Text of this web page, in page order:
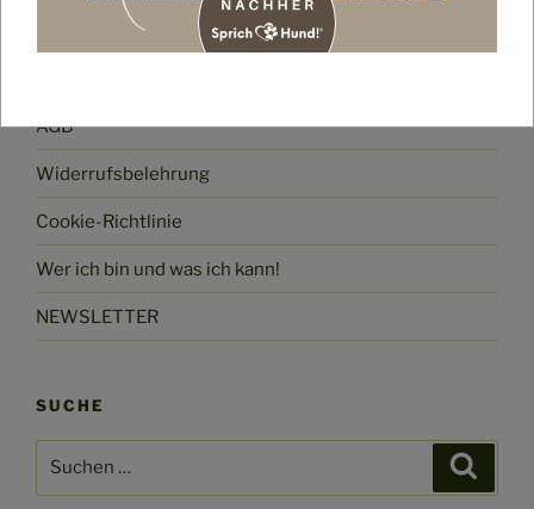
AGB
Widerrufsbelehrung
Cookie-Richtlinie
Wer ich bin und was ich kann!
NEWSLETTER
SUCHE